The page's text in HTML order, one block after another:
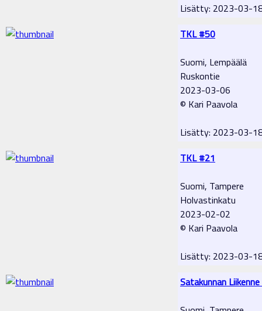
Lisätty: 2023-03-
TKL #50
Suomi, Lempäälä
Ruskontie
2023-03-06
© Kari Paavola
Lisätty: 2023-03-
TKL #21
Suomi, Tampere
Holvastinkatu
2023-02-02
© Kari Paavola
Lisätty: 2023-03-
Satakunnan